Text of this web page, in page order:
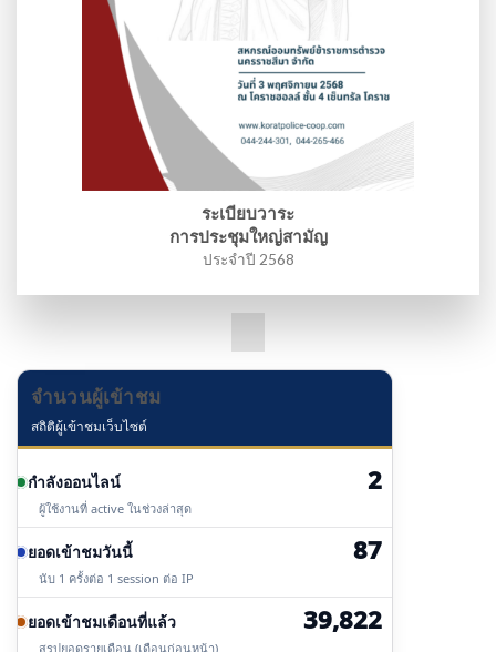
ระเบียบวาระ
การประชุมใหญ่สามัญ
ประจำปี 2568
จำนวนผู้เข้าชม
สถิติผู้เข้าชมเว็บไซต์
กำลังออนไลน์ 2
ผู้ใช้งานที่ active ในช่วงล่าสุด
ยอดเข้าชมวันนี้ 87
นับ 1 ครั้งต่อ 1 session ต่อ IP
ยอดเข้าชมเดือนที่แล้ว 39,822
สรุปยอดรายเดือน (เดือนก่อนหน้า)